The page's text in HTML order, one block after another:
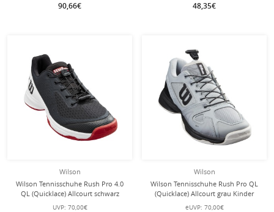
90,66€ 48,35€
Wilson
Wilson Tennisschuhe Rush Pro 4.0
QL (Quicklace) Allcourt schwarz
Kinder
UVP: 70,00€
Wilson
Wilson Tennisschuhe Rush Pro QL
(Quicklace) Allcourt grau Kinder
eUVP: 70,00€